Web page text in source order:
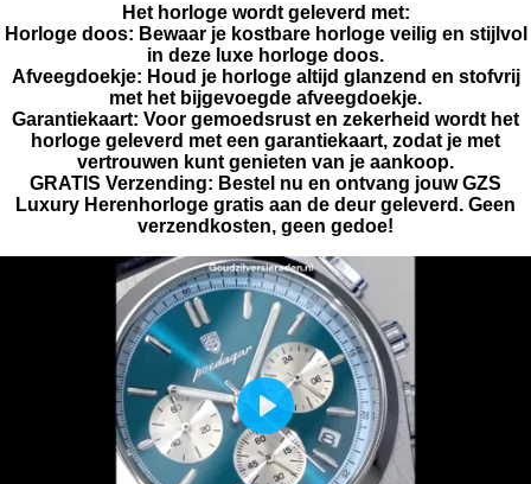
Het horloge wordt geleverd met:
Horloge doos: Bewaar je kostbare horloge veilig en stijlvol
in deze luxe horloge doos.
Afveegdoekje: Houd je horloge altijd glanzend en stofvrij
met het bijgevoegde afveegdoekje.
Garantiekaart: Voor gemoedsrust en zekerheid wordt het
horloge geleverd met een garantiekaart, zodat je met
vertrouwen kunt genieten van je aankoop.
GRATIS Verzending: Bestel nu en ontvang jouw GZS
Luxury Herenhorloge gratis aan de deur geleverd. Geen
verzendkosten, geen gedoe!
P
l